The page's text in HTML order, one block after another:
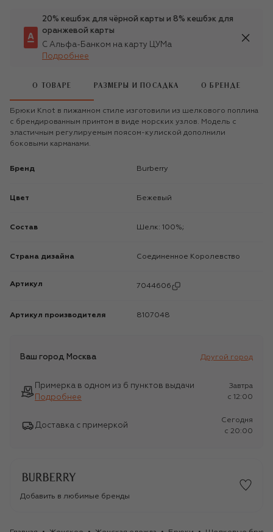
20% кешбэк для чёрной карты и 8% кешбэк для
оранжевой карты
С Альфа-Банком на карту ЦУМа
Подробнее
О ТОВАРЕ РАЗМЕРЫ И ПОСАДКА О БРЕНДЕ
Брюки Knot в пижамном стиле изготовили из шелкового поплина
с брендированным принтом в виде морских узлов. Модель с
эластичным регулируемым поясом-кулиской дополнили
боковыми карманами.
Бренд Burberry
Цвет Бежевый
Состав Шелк: 100%;
Страна дизайна Соединенное Королевство
Артикул 7044606
Артикул производителя 8107048
Ваш город Москва Другой город
Примерка в одном из 6 пунктов выдачи
Подробнее
Завтра
c 12:00
Доставка с примеркой
Сегодня
c 20:00
Добавить в любимые бренды